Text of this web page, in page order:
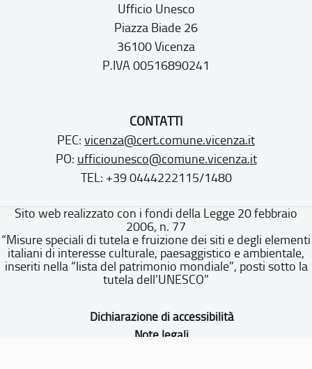
Ufficio Unesco
Piazza Biade 26
36100 Vicenza
P.IVA 00516890241
CONTATTI
PEC: vicenza@cert.comune.vicenza.it
PO: ufficiounesco@comune.vicenza.it
TEL: +39 0444222115/1480
Sito web realizzato con i fondi della Legge 20 febbraio
2006, n. 77
“Misure speciali di tutela e fruizione dei siti e degli elementi
italiani di interesse culturale, paesaggistico e ambientale,
inseriti nella “lista del patrimonio mondiale”, posti sotto la
tutela dell’UNESCO”
Dichiarazione di accessibilità
Note legali